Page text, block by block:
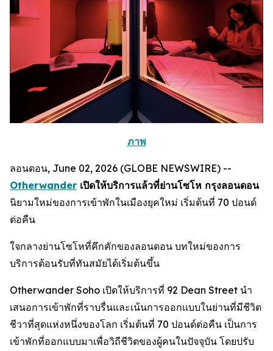
ภาพ
ลอนดอน, June 02, 2026 (GLOBE NEWSWIRE) --
Otherwander เปิดให้บริการแล้วที่ย่านโซโห กรุงลอนดอน
นิยามใหม่ของการเข้าพักในเมืองยุคใหม่ เริ่มต้นที่ 70 ปอนด์
ต่อคืน
ใจกลางย่านโซโหที่คึกคักของลอนดอน บทใหม่ของการ
บริการต้อนรับที่ทันสมัยได้เริ่มต้นขึ้น
Otherwander Soho เปิดให้บริการที่ 92 Dean Street นำ
เสนอการเข้าพักที่ราบรื่นและเน้นการออกแบบในย่านที่มีชีวิต
ชีวาที่สุดแห่งหนึ่งของโลก เริ่มต้นที่ 70 ปอนด์ต่อคืน เป็นการ
เข้าพักที่ออกแบบมาเพื่อวิถีชีวิตของผู้คนในปัจจุบัน โดยปรับ